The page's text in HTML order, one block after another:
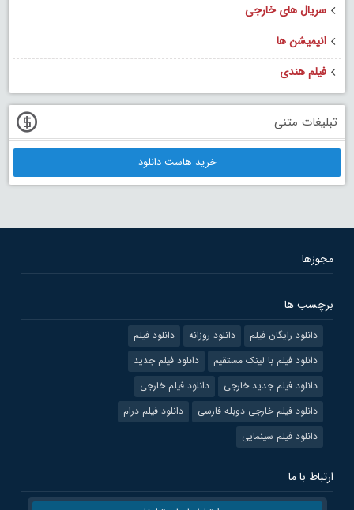
سریال های خارجی
انیمیشن ها
فیلم هندی
تبلیغات متنی
خرید هاست دانلود
مجوزها
برچسب ها
دانلود رایگان فیلم دانلود روزانه
دانلود فیلم
دانلود فیلم با لینک مستقیم
دانلود فیلم جدید
دانلود فیلم جدید خارجی
دانلود فیلم خارجی
دانلود فیلم خارجی دوبله فارسی
دانلود فیلم درام
دانلود فیلم سینمایی
ارتباط با ما